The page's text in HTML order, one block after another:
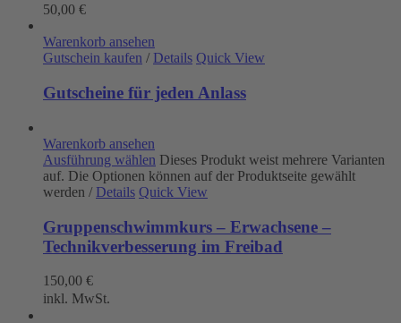
50,00 €
Warenkorb ansehen
Gutschein kaufen / Details Quick View
Gutscheine für jeden Anlass
Warenkorb ansehen
Ausführung wählen Dieses Produkt weist mehrere Varianten
auf. Die Optionen können auf der Produktseite gewählt
werden / Details Quick View
Gruppenschwimmkurs – Erwachsene –
Technikverbesserung im Freibad
150,00 €
inkl. MwSt.